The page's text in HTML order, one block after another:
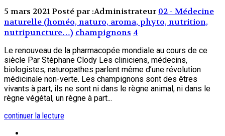
5 mars 2021Posté par :Administrateur 02 - Médecine
naturelle (homéo, naturo, aroma, phyto, nutrition,
nutripuncture…) champignons 4
Le renouveau de la pharmacopée mondiale au cours de ce
siècle Par Stéphane Clody Les cliniciens, médecins,
biologistes, naturopathes parlent même d’une révolution
médicinale non-verte. Les champignons sont des êtres
vivants à part, ils ne sont ni dans le règne animal, ni dans le
règne végétal, un règne à part...
continuer la lecture